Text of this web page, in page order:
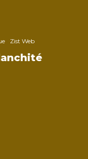
Zist Web